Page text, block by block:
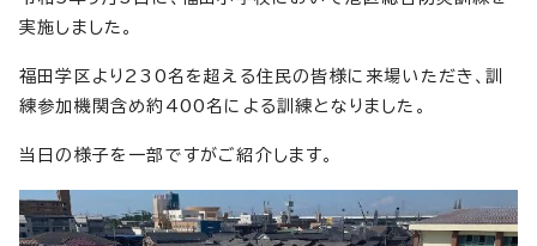
実施しました。
福田学区より230名を超える住民の皆様に来場いただき、訓
練参加機関含め約400名による訓練となりました。
当日の様子を一部ですがご紹介します。